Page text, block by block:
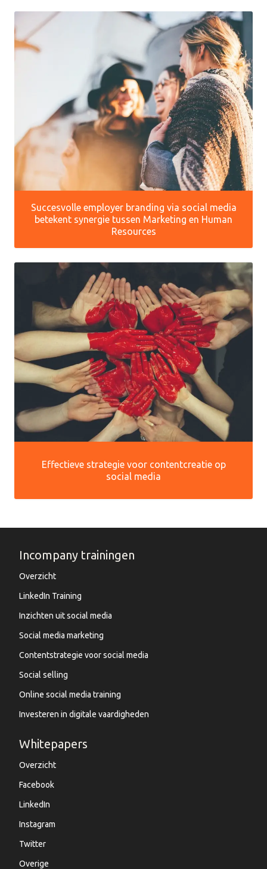
Succesvolle employer branding via social media
betekent synergie tussen Marketing en Human
Resources
Effectieve strategie voor contentcreatie op
social media
Incompany trainingen
Overzicht
LinkedIn Training
Inzichten uit social media
Social media marketing
Contentstrategie voor social media
Social selling
Online social media training
Investeren in digitale vaardigheden
Whitepapers
Overzicht
Facebook
LinkedIn
Instagram
Twitter
Overige